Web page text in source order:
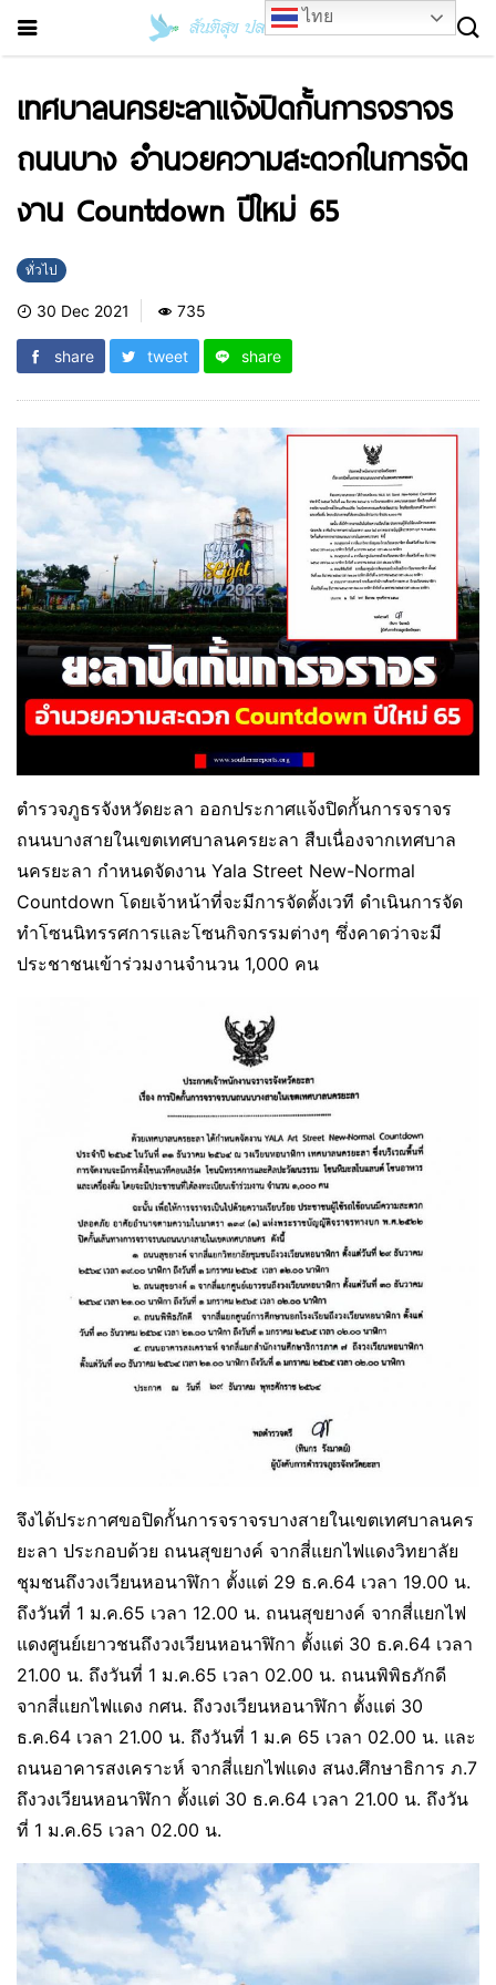
เทศบาลนครยะลาแจ้งปิดกั้นการจราจร
ถนนบาง อำนวยความสะดวกในการจัด
งาน Countdown ปีใหม่ 65
ทั่วไป
30 Dec 2021 735
share tweet share
ตำรวจภูธรจังหวัดยะลา ออกประกาศแจ้งปิดกั้นการจราจร
ถนนบางสายในเขตเทศบาลนครยะลา สืบเนื่องจากเทศบาล
นครยะลา กำหนดจัดงาน Yala Street New-Normal
Countdown โดยเจ้าหน้าที่จะมีการจัดตั้งเวที ดำเนินการจัด
ทำโซนนิทรรศการและโซนกิจกรรมต่างๆ ซึ่งคาดว่าจะมี
ประชาชนเข้าร่วมงานจำนวน 1,000 คน
จึงได้ประกาศขอปิดกั้นการจราจรบางสายในเขตเทศบาลนคร
ยะลา ประกอบด้วย ถนนสุขยางค์ จากสี่แยกไฟแดงวิทยาลัย
ชุมชนถึงวงเวียนหอนาฬิกา ตั้งแต่ 29 ธ.ค.64 เวลา 19.00 น.
ถึงวันที่ 1 ม.ค.65 เวลา 12.00 น. ถนนสุขยางค์ จากสี่แยกไฟ
แดงศูนย์เยาวชนถึงวงเวียนหอนาฬิกา ตั้งแต่ 30 ธ.ค.64 เวลา
21.00 น. ถึงวันที่ 1 ม.ค.65 เวลา 02.00 น. ถนนพิพิธภักดี
จากสี่แยกไฟแดง กศน. ถึงวงเวียนหอนาฬิกา ตั้งแต่ 30
ธ.ค.64 เวลา 21.00 น. ถึงวันที่ 1 ม.ค 65 เวลา 02.00 น. และ
ถนนอาคารสงเคราะห์ จากสี่แยกไฟแดง สนง.ศึกษาธิการ ภ.7
ถึงวงเวียนหอนาฬิกา ตั้งแต่ 30 ธ.ค.64 เวลา 21.00 น. ถึงวัน
ที่ 1 ม.ค.65 เวลา 02.00 น.
ไทย